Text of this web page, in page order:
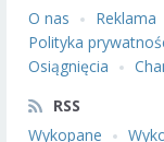
O nas
Reklama
Polityka
Osiągnięcia
RSS
Wykopane